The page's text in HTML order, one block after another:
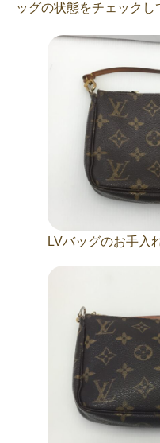
ッグの状態をチェックし
LVバッグのお手